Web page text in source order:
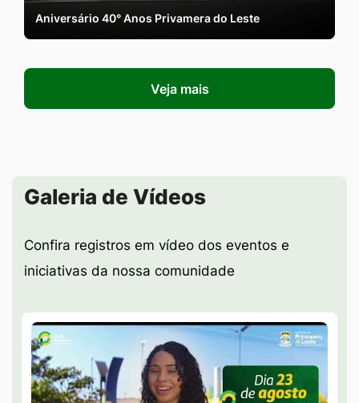
Aniversário 40° Anos Privamera do Leste
Veja mais
Seção Galeria de Vídeos
Galeria de Vídeos
Confira registros em vídeo dos eventos e
iniciativas da nossa comunidade